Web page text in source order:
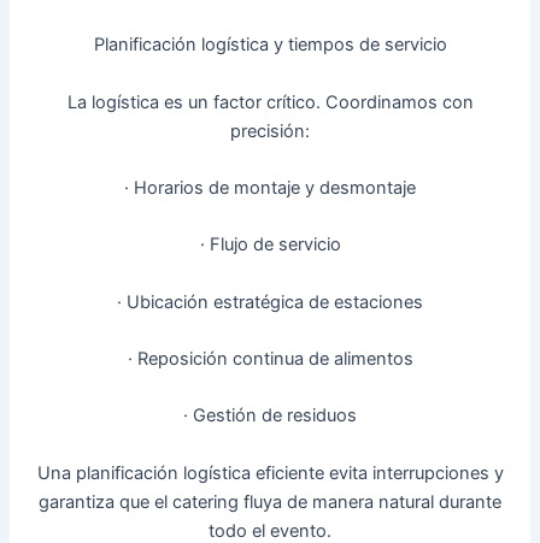
Planificación logística y tiempos de servicio
La logística es un factor crítico. Coordinamos con
precisión:
· Horarios de montaje y desmontaje
· Flujo de servicio
· Ubicación estratégica de estaciones
· Reposición continua de alimentos
· Gestión de residuos
Una planificación logística eficiente evita interrupciones y
garantiza que el catering fluya de manera natural durante
todo el evento.